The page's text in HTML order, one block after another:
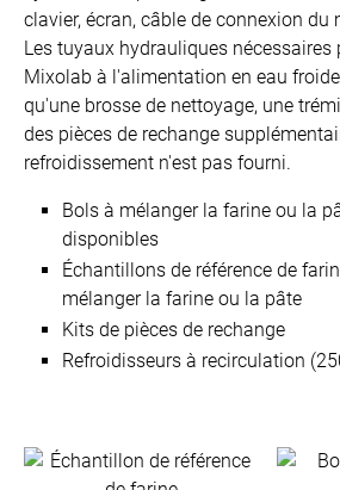
clavier, écran, câble de connexion du
Les tuyaux hydrauliques nécessaires
Mixolab à l'alimentation en eau
qu'une brosse de nettoyage, une
des pièces de rechange
refroidissement n'est pas fourni.
Bols à mélanger la farine ou la
disponibles
Échantillons de référence de
mélanger la farine ou la pâte
Kits de pièces de rechange
Refroidisseurs à recirculation